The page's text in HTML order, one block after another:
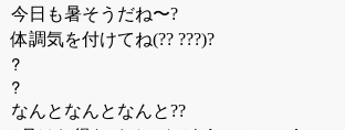
今日も暑そうだね〜?
体調気を付けてね(?? ???)?
?
?
なんとなんとなんと??